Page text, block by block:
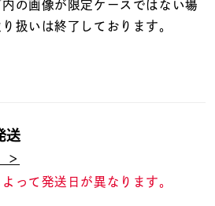
の画像が限定ケースではない場
扱いは終了しております。
送
＞
って発送日が異なります。